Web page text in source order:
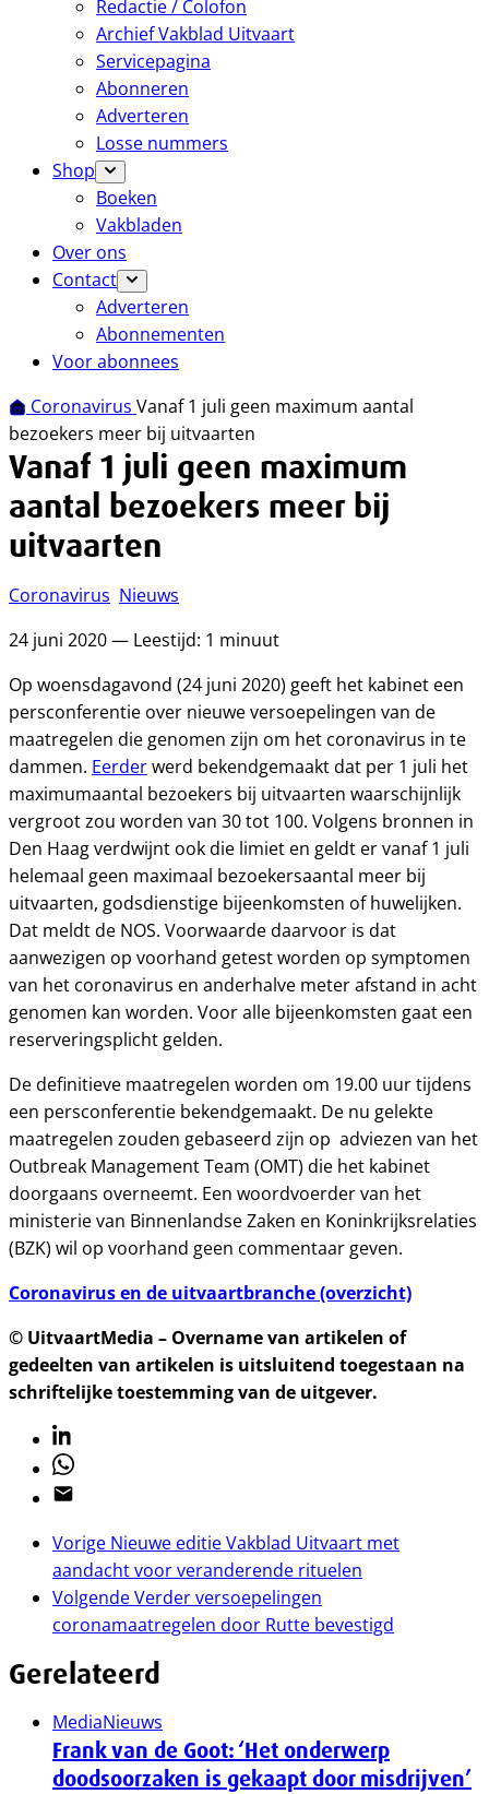
Redactie / Colofon
Archief Vakblad Uitvaart
Servicepagina
Abonneren
Adverteren
Losse nummers
Shop
Boeken
Vakbladen
Over ons
Contact
Adverteren
Abonnementen
Voor abonnees
Coronavirus Vanaf 1 juli geen maximum aantal
bezoekers meer bij uitvaarten
Vanaf 1 juli geen maximum
aantal bezoekers meer bij
uitvaarten
Coronavirus Nieuws
24 juni 2020 — Leestijd: 1 minuut
Op woensdagavond (24 juni 2020) geeft het kabinet een
persconferentie over nieuwe versoepelingen van de
maatregelen die genomen zijn om het coronavirus in te
dammen. Eerderwerd bekendgemaakt dat per 1 juli het
maximumaantal bezoekers bij uitvaarten waarschijnlijk
vergroot zou worden van 30 tot 100. Volgens bronnen in
Den Haag verdwijnt ook die limiet en geldt er vanaf 1 juli
helemaal geen maximaal bezoekersaantal meer bij
uitvaarten, godsdienstige bijeenkomsten of huwelijken.
Dat meldt de NOS. Voorwaarde daarvoor is dat
aanwezigen op voorhand getest worden op symptomen
van het coronavirus en anderhalve meter afstand in acht
genomen kan worden. Voor alle bijeenkomsten gaat een
reserveringsplicht gelden.
De definitieve maatregelen worden om 19.00 uur tijdens
een persconferentie bekendgemaakt. De nu gelekte
maatregelen zouden gebaseerd zijn op adviezen van het
Outbreak Management Team (OMT) die het kabinet
doorgaans overneemt. Een woordvoerder van het
ministerie van Binnenlandse Zaken en Koninkrijksrelaties
(BZK) wil op voorhand geen commentaar geven.
Coronavirus en de uitvaartbranche (overzicht)
© UitvaartMedia – Overname van artikelen of
gedeelten van artikelen is uitsluitend toegestaan na
schriftelijke toestemming van de uitgever.
Linkedin
Whatsapp
Email
Vorige Nieuwe editie Vakblad Uitvaart met
aandacht voor veranderende rituelen
VolgendeVerder versoepelingen
coronamaatregelen door Rutte bevestigd
Gerelateerd
MediaNieuws
Frank van de Goot: ‘Het onderwerp
doodsoorzaken is gekaapt door misdrijven’